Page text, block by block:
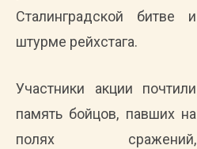
Сталинградской битве и
штурме рейхстага.
Участники акции почтили
память бойцов, павших на
полях сражений,